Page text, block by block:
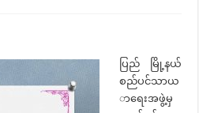
ပြည် မြို့နယ်
စည်ပင်သာယ
ာရေးအဖွဲ့မှ